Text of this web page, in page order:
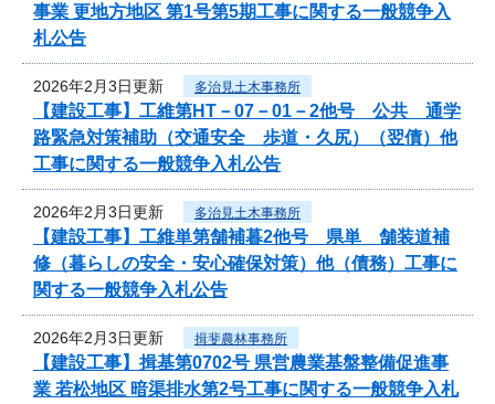
事業 更地方地区 第1号第5期工事に関する一般競争入
札公告
2026年2月3日更新 多治見土木事務所
【建設工事】工維第HT－07－01－2他号 公共 通学
路緊急対策補助（交通安全 歩道・久尻）（翌債）他
工事に関する一般競争入札公告
2026年2月3日更新 多治見土木事務所
【建設工事】工維単第舗補暮2他号 県単 舗装道補
修（暮らしの安全・安心確保対策）他（債務）工事に
関する一般競争入札公告
2026年2月3日更新 揖斐農林事務所
【建設工事】揖基第0702号 県営農業基盤整備促進事
業 若松地区 暗渠排水第2号工事に関する一般競争入札